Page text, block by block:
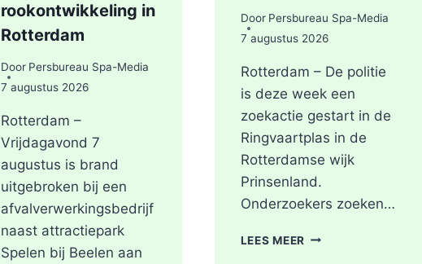
rookontwikkeling in
Rotterdam
Door Persbureau Spa-Media
7 augustus 2026
Rotterdam –
Vrijdagavond 7
augustus is brand
uitgebroken bij een
afvalverwerkingsbedrijf
naast attractiepark
Spelen bij Beelen aan
Door Persbureau Spa-Media
7 augustus 2026
Rotterdam – De politie
is deze week een
zoekactie gestart in de
Ringvaartplas in de
Rotterdamse wijk
Prinsenland.
Onderzoekers zoeken…
LEES MEERPOLITIE